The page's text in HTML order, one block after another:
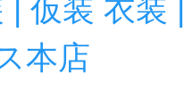
| 仮装 衣装 |
本店